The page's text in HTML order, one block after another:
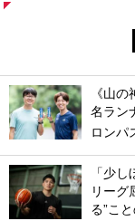
《山
名ラン
ロンパ
「少
リーグ
る”こ